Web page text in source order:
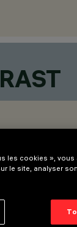
les cookies »,
le site, analyser